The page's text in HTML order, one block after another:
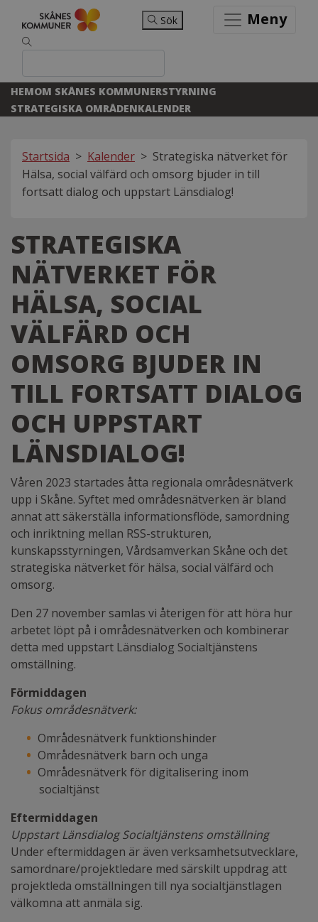
Sök Meny
HEMOM SKÅNES KOMMUNERSTYRNING
STRATEGISKA OMRÅDENKALENDER
Startsida > Kalender > Strategiska nätverket för
Hälsa, social välfärd och omsorg bjuder in till
fortsatt dialog och uppstart Länsdialog!
STRATEGISKA
NÄTVERKET FÖR
HÄLSA, SOCIAL
VÄLFÄRD OCH
OMSORG BJUDER IN
TILL FORTSATT DIALOG
OCH UPPSTART
LÄNSDIALOG!
Våren 2023 startades åtta regionala områdesnätverk
upp i Skåne. Syftet med områdesnätverken är bland
annat att säkerställa informationsflöde, samordning
och inriktning mellan RSS-strukturen,
kunskapsstyrningen, Vårdsamverkan Skåne och det
strategiska nätverket för hälsa, social välfärd och
omsorg.
Den 27 november samlas vi återigen för att höra hur
arbetet löpt på i områdesnätverken och kombinerar
detta med uppstart Länsdialog Socialtjänstens
omställning.
Förmiddagen
Fokus områdesnätverk:
Områdesnätverk funktionshinder
Områdesnätverk barn och unga
Områdesnätverk för digitalisering inom
socialtjänst
Eftermiddagen
Uppstart Länsdialog Socialtjänstens omställning
Under eftermiddagen är även verksamhetsutvecklare,
samordnare/projektledare med särskilt uppdrag att
projektleda omställningen till nya socialtjänstlagen
välkomna att anmäla sig.